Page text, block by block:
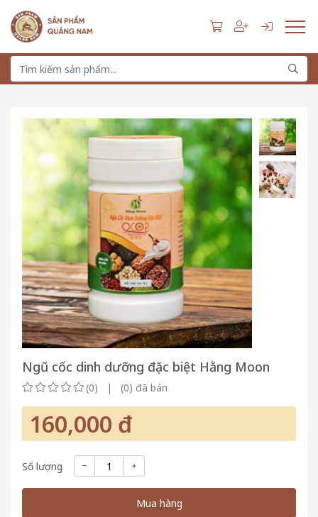
Ngũ cốc dinh dưỡng đặc biệt Hằng Moon
(0) | (0) đã bán
160,000 đ
Số lượng
Mua hàng